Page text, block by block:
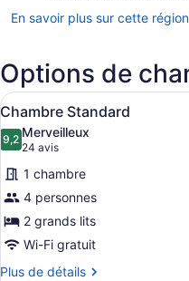
(YXE-
John
G.
Diefenbaker)
En savoir plus sur cette région
Options de
Afficher
toutes
les
photos
pour
ce
type
de
chambre :
6
Chambre Standard
9,29,2 sur 10
Merveilleux
24 avis
(24 avis)
1 chambre
4 personnes
2 grands lits
Wi-Fi gratuit
Plus de détails
Plus